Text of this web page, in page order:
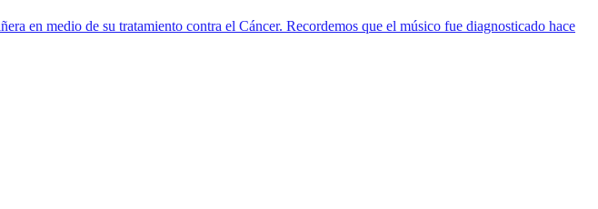
en medio de su tratamiento contra el Cáncer. Recordemos que el músico fue diagnosticado hace